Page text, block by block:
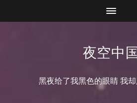
夜空中
黑夜给了我黑色的眼睛 我